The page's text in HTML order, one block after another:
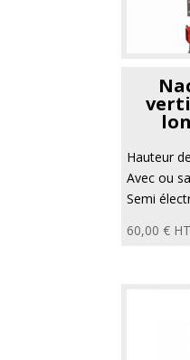
Hauteur
Avec ou
Semi
60,00€ HT